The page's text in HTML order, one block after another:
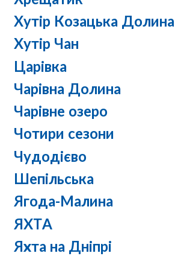
Хутір Козацька Долина
Хутір Чан
Царівка
Чарівна Долина
Чарівне озеро
Чотири сезони
Чудодієво
Шепільська
Ягода-Малина
ЯХТА
Яхта на Дніпрі